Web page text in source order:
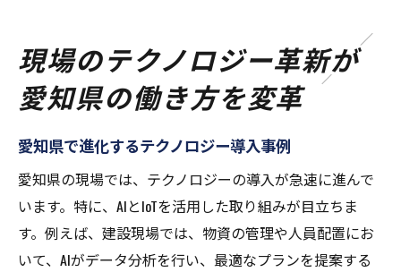
現場のテクノロジー革新が
愛知県の働き方を変革
愛知県で進化するテクノロジー導入事例
愛知県の現場では、テクノロジーの導入が急速に進んで
います。特に、AIとIoTを活用した取り組みが目立ちま
す。例えば、建設現場では、物資の管理や人員配置にお
いて、AIがデータ分析を行い、最適なプランを提案する